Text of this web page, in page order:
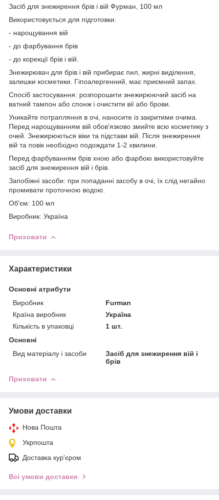
Засіб для знежирення брів і вій Фурман, 100 мл
Використовується для підготовки:
- нарощування вій
- до фарбування брів
- до корекції брів і вій.
Знежирювач для брів і вій прибирає пил, жирні виділення,
залишки косметики. Гіпоалергенний, має приємний запах.
Спосіб застосування: розпорошити знежирюючий засіб на
ватний тампон або спонж і очистити вії або брови.
Уникайте потрапляння в очі, наносите із закритими очима.
Перед нарощуванням вій обов'язково змийте всю косметику з
очей. Знежирюються віки та підстави вій. Після знежирення
вій та повік необхідно подождати 1-2 хвилини.
Перед фарбуванням брів хною або фарбою використовуйте
засіб для знежирення вій і брів.
Запобіжні засоби: при попаданні засобу в очі, їх слід негайно
промивати проточною водою.
Об'єм: 100 мл
Виробник: Україна
Приховати
Характеристики
Основні атрибути
Виробник
Furman
Країна виробник
Україна
Кількість в упаковці
1 шт.
Основні
Вид матеріалу і засоби
Засіб для знежирення вій і
брів
Приховати
Умови доставки
Нова Пошта
Укрпошта
Доставка кур'єром
Всі умови доставки